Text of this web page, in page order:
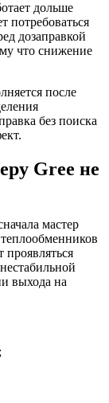
дольше
потребоваться
дозаправкой
что снижение
после
без поиска
Gree не
мастер
проявляться
выхода на